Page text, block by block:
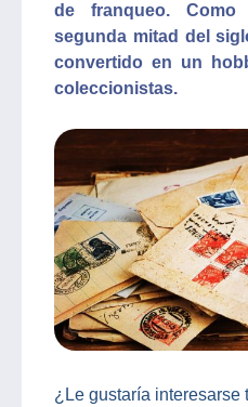
de franqueo.
segunda mitad del
convertido en un
coleccionistas.
¿Le gustaría interesarse